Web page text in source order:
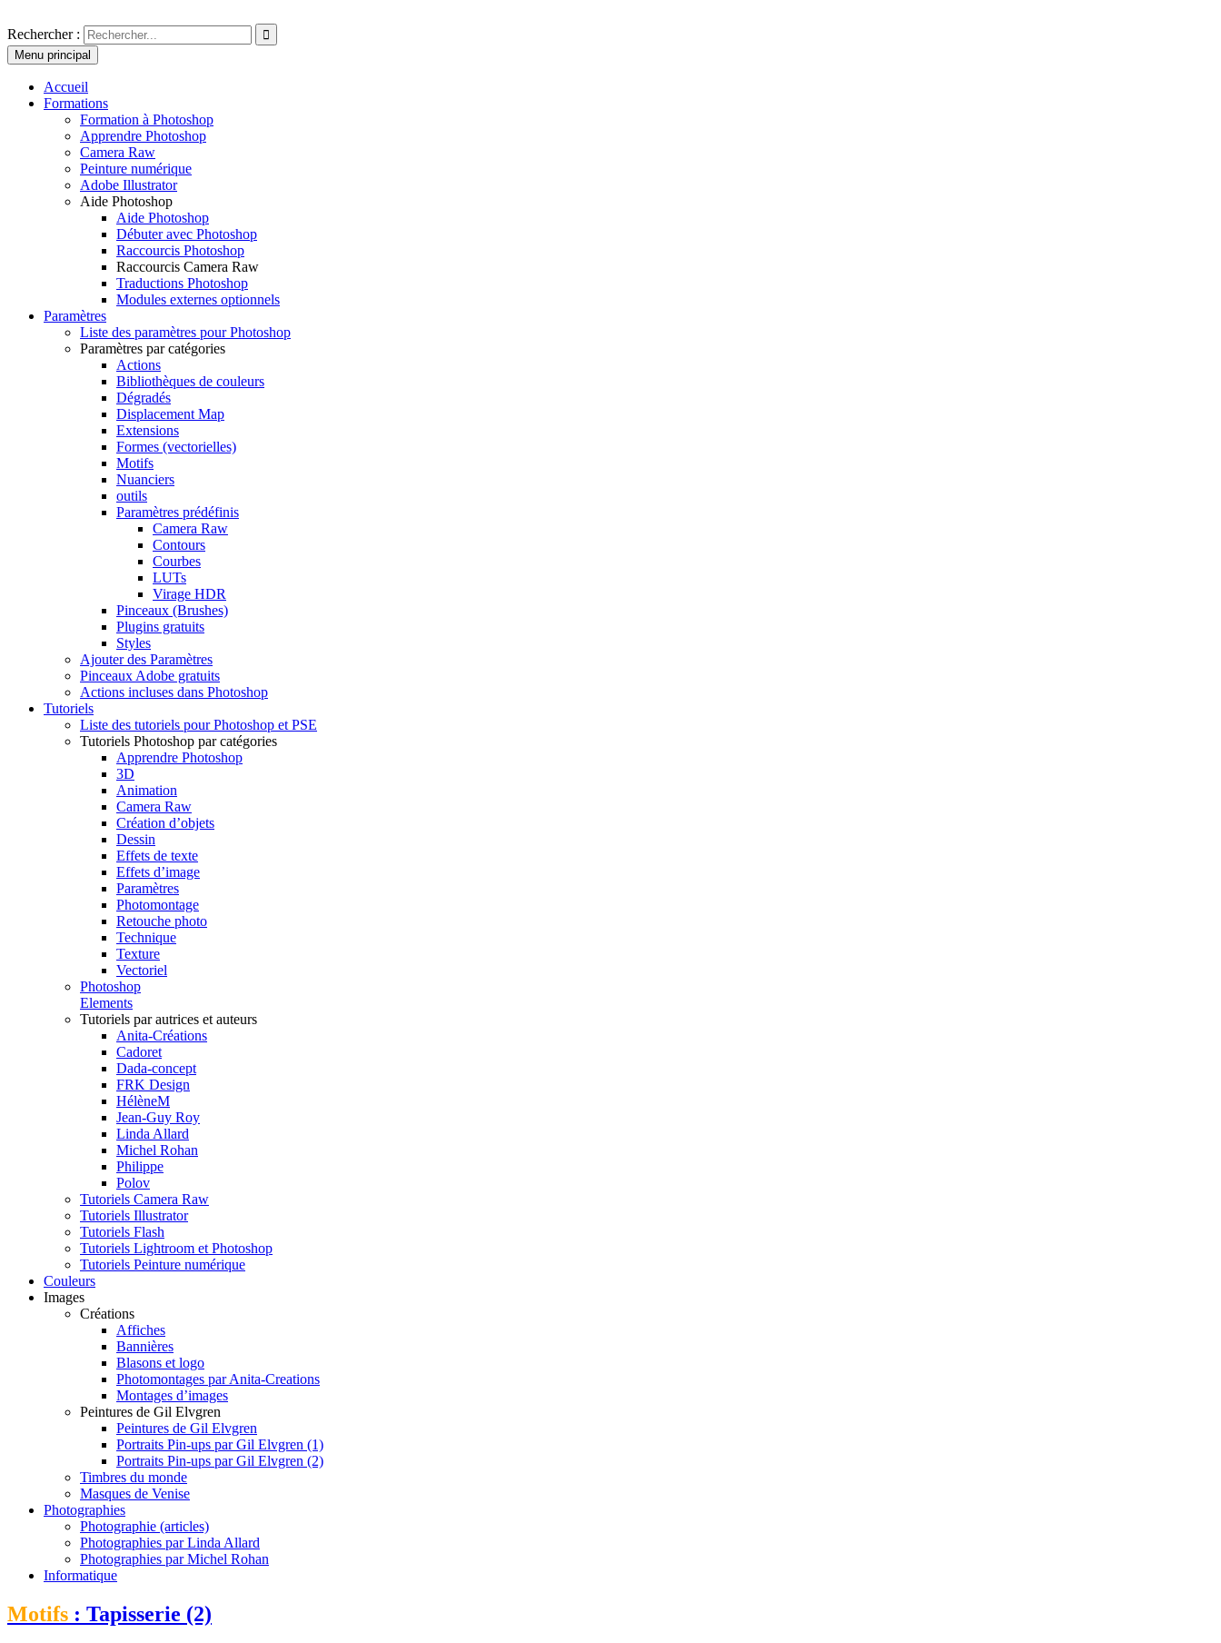
au
contenu
Photoshoplus
paramètres, tutoriels et couleurs pour Photoshop
Rechercher :
Menu principal
Accueil
Formations
Formation à Photoshop
Apprendre Photoshop
Camera Raw
Peinture numérique
Adobe Illustrator
Aide Photoshop
Aide Photoshop
Débuter avec Photoshop
Raccourcis Photoshop
Raccourcis Camera Raw
Traductions Photoshop
Modules externes optionnels
Paramètres
Liste des paramètres pour Photoshop
Paramètres par catégories
Actions
Bibliothèques de couleurs
Dégradés
Displacement Map
Extensions
Formes (vectorielles)
Motifs
Nuanciers
outils
Paramètres prédéfinis
Camera Raw
Contours
Courbes
LUTs
Virage HDR
Pinceaux (Brushes)
Plugins gratuits
Styles
Ajouter des Paramètres
Pinceaux Adobe gratuits
Actions incluses dans Photoshop
Tutoriels
Liste des tutoriels pour Photoshop et PSE
Tutoriels Photoshop par catégories
Apprendre Photoshop
3D
Animation
Camera Raw
Création d’objets
Dessin
Effets de texte
Effets d’image
Paramètres
Photomontage
Retouche photo
Technique
Texture
Vectoriel
Photoshop
Elements
Tutoriels par autrices et auteurs
Anita-Créations
Cadoret
Dada-concept
FRK Design
HélèneM
Jean-Guy Roy
Linda Allard
Michel Rohan
Philippe
Polov
Tutoriels Camera Raw
Tutoriels Illustrator
Tutoriels Flash
Tutoriels Lightroom et Photoshop
Tutoriels Peinture numérique
Couleurs
Images
Créations
Affiches
Bannières
Blasons et logo
Photomontages par Anita-Creations
Montages d’images
Peintures de Gil Elvgren
Peintures de Gil Elvgren
Portraits Pin-ups par Gil Elvgren (1)
Portraits Pin-ups par Gil Elvgren (2)
Timbres du monde
Masques de Venise
Photographies
Photographie (articles)
Photographies par Linda Allard
Photographies par Michel Rohan
Informatique
Motifs : Tapisserie (2)